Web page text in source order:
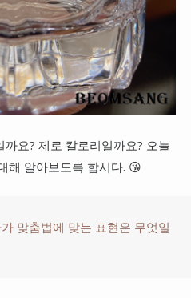
요? 제로 칼로리일까요? 오늘
해 알아보도록 합시다. 😘
맞춤법에 맞는 표현은 무엇일